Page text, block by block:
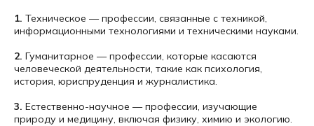
1. Техническое — профессии, связанные с техникой,
информационными технологиями и техническими науками.
2. Гуманитарное — профессии, которые касаются
человеческой деятельности, такие как психология,
история, юриспруденция и журналистика.
3. Естественно-научное — профессии, изучающие
природу и медицину, включая физику, химию и экологию.